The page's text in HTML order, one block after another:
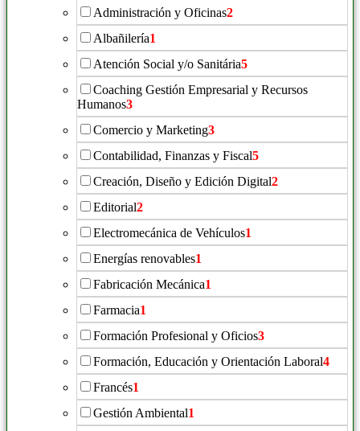
Administración y Oficinas2
Albañilería1
Atención Social y/o Sanitária5
Coaching Gestión Empresarial y Recursos
Humanos3
Comercio y Marketing3
Contabilidad, Finanzas y Fiscal5
Creación, Diseño y Edición Digital2
Editorial2
Electromecánica de Vehículos1
Energías renovables1
Fabricación Mecánica1
Farmacia1
Formación Profesional y Oficios3
Formación, Educación y Orientación Laboral4
Francés1
Gestión Ambiental1